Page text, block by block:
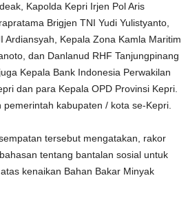
Kapolda Kepri Irjen Pol Aris
Brigjen TNI Yudi Yulistyanto,
Ardiansyah, Kepala Zona Kamla Maritim
dan Danlanud RHF Tanjungpinang
Kepala Bank Indonesia Perwakilan
dan para Kepala OPD Provinsi Kepri.
kabupaten / kota se-Kepri.
tersebut mengatakan, rakor
tentang bantalan sosial untuk
kenaikan Bahan Bakar Minyak